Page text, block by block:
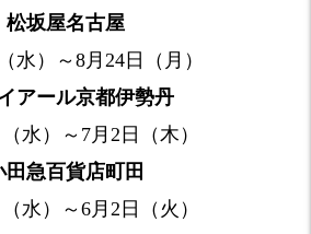
松坂屋名古屋
水）～8月24日（月）
アール京都伊勢丹
水）～7月2日（木）
田急百貨店町田
水）～6月2日（火）